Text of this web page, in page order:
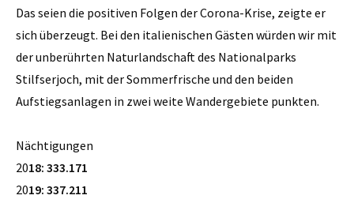
Das seien die positiven Folgen der Corona-Krise, zeigte er
sich überzeugt. Bei den italienischen Gästen würden wir mit
der unberührten Naturlandschaft des Nationalparks
Stilfserjoch, mit der Sommerfrische und den beiden
Aufstiegsanlagen in zwei weite Wandergebiete punkten.
Nächtigungen
2018: 333.171
2019: 337.211